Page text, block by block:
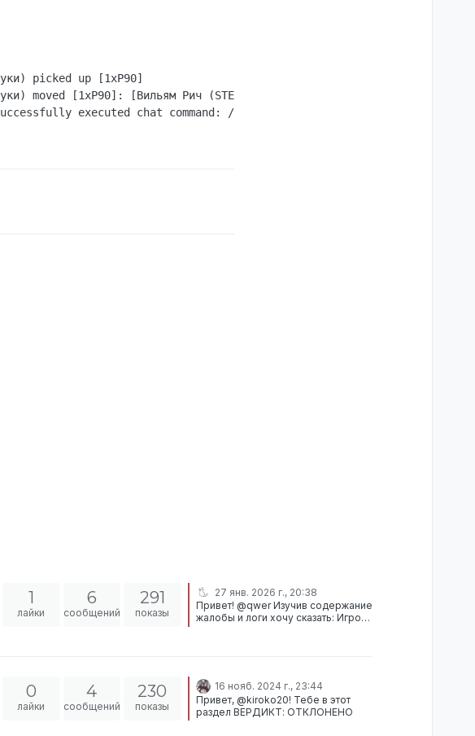
picked up [1xP90]
moved [1xP90]: [Вильям Рич (STEAM_0:0:115634081)'s Руки]➞[Вильям
executed chat command: / ОШИБКА НОВЧИКА
1
лайки
6
сообщений
291
показы
27 янв. 2026 г., 20:38
Привет! @qwer Изучив содержание
жалобы и логи хочу сказать: Игрок
1:35:33 [13 Jan, 20:17:35] Иван
Нилсон (Гражданин) dropped
[1xЧерная шапка-ушанка] from
[Иван Нилсон's Брюки] [13 Jan,
0
лайки
4
сообщений
230
показы
16 нояб. 2024 г., 23:44
Привет, @kiroko20! Тебе в этот
раздел ВЕРДИКТ: ОТКЛОНЕНО